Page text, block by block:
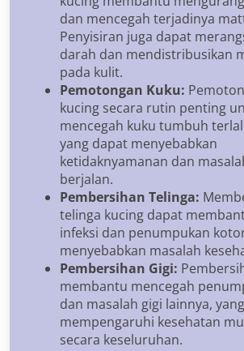
dan mencegah terjadinya
Penyisiran juga dapat
darah dan mendistribusikan
pada kulit.
Pemotongan Kuku:
kucing secara rutin penting
mencegah kuku tumbuh
yang dapat menyebabkan
ketidaknyamanan dan
berjalan.
Pembersihan Telinga:
telinga kucing dapat
infeksi dan penumpukan
menyebabkan masalah
Pembersihan Gigi:
membantu mencegah
dan masalah gigi lainnya,
mempengaruhi kesehatan
secara keseluruhan.